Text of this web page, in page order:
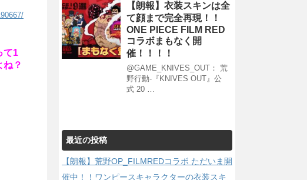
て1
？
【朗報】衣装スキンは全
て顔まで完全再現！！
ONE PIECE FILM RED
コラボまもなく開
催！！！！
@GAME_KNIVES_OUT： 荒
野行動-『KNIVES OUT』公
式 20 …
最近の投稿
【朗報】荒野OP_FILMREDコラボ ただいま開
催中！！ワンピースキャラクターの衣装スキ